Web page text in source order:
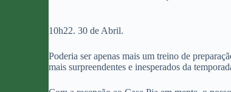
10h22. 30 de Abril.
Poderia ser apenas mais um treino de
mais surpreendentes e inesperados da